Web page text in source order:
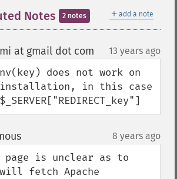
＋ add a note
Notes 2 notes
at gmail dot com 13 years ago
does not work on
installation, in this case
¶ 8 years ago
page is unclear as to
fetch Apache